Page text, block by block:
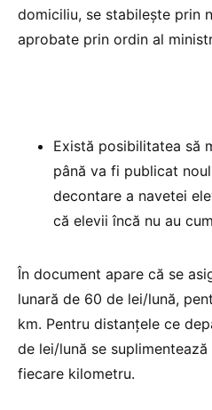
domiciliu, se stabileşte prin
aprobate prin ordin al
Există posibilitatea să
până va fi publicat
decontare a navetei
că elevii încă nu au
În document apare că se
lunară de 60 de lei/lună,
km. Pentru distanțele ce
de lei/lună se
fiecare kilometru.